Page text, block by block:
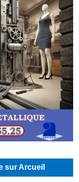
sur Arcueil